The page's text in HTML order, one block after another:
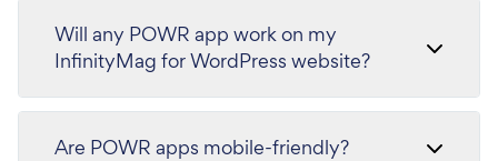
Will any POWR app work on my
InfinityMag for WordPress website?
Are POWR apps mobile-friendly?